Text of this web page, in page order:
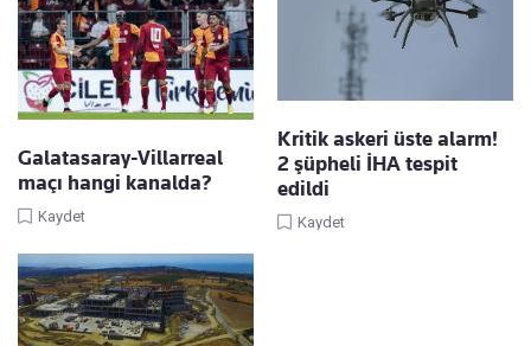
Galatasaray-Villarreal
maçı hangi kanalda?
Kaydet
Kritik askeri üste alarm!
2 şüpheli İHA tespit
edildi
Kaydet